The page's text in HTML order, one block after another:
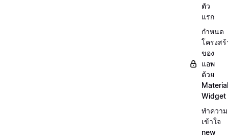
ตัว
แรก
กำหนด
โครงสร้
ของ
แอพ
ด้วย
Widget
ทำความ
เข้าใจ
new